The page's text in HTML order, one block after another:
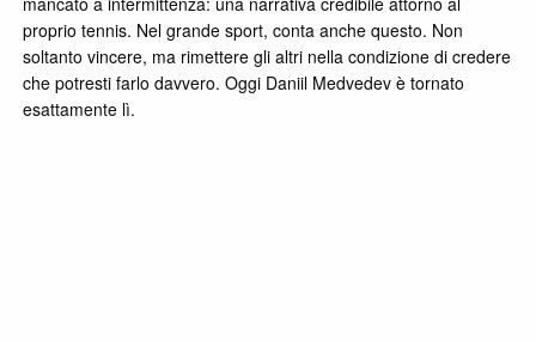
proprio tennis. Nel grande sport, conta anche questo. Non
soltanto vincere, ma rimettere gli altri nella condizione di credere
che potresti farlo davvero. Oggi Daniil Medvedev è tornato
esattamente lì.